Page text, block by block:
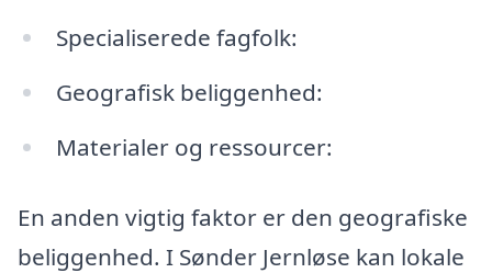
Specialiserede fagfolk:
Geografisk beliggenhed:
Materialer og ressourcer:
En anden vigtig faktor er den geografiske
beliggenhed. I Sønder Jernløse kan lokale